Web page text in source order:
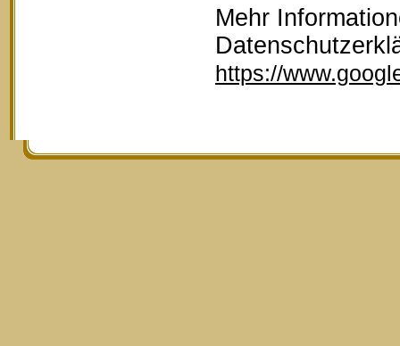
Mehr
https://